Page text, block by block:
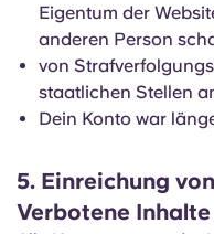
Eigentum der
anderen Person
von
staatlichen Stellen
Dein Konto war
5. Einreichung
Verbotene